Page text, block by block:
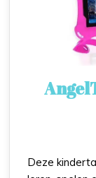
Deze